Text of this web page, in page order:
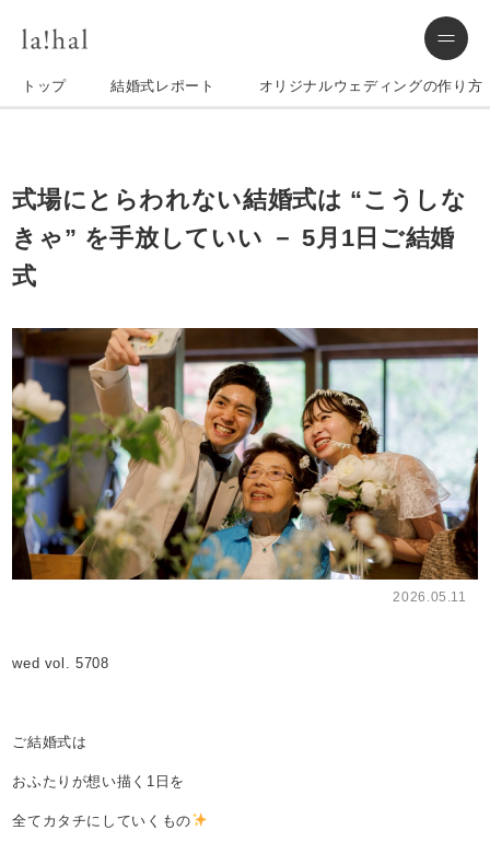
トップ 結婚式レポート オリジナルウェディングの作り方
式場にとらわれない結婚式は “こうしな
きゃ” を手放していい － 5月1日ご結婚
式
2026.05.11
wed vol. 5708
ご結婚式は
おふたりが想い描く1日を
全てカタチにしていくもの